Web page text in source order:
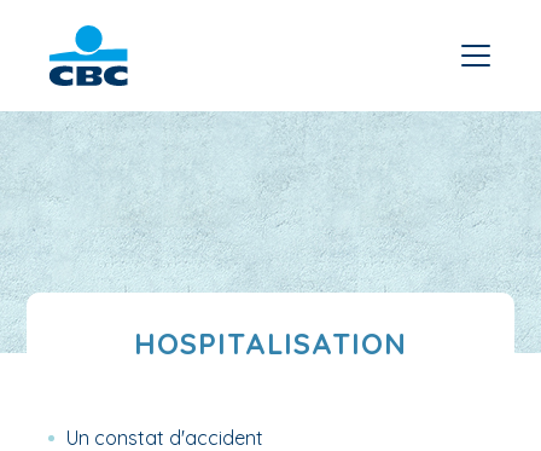
HOSPITALISATION
Un constat d'accident